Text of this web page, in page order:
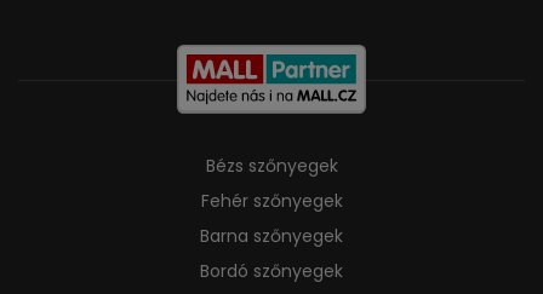
Bézs szőnyegek
Fehér szőnyegek
Barna szőnyegek
Bordó szőnyegek